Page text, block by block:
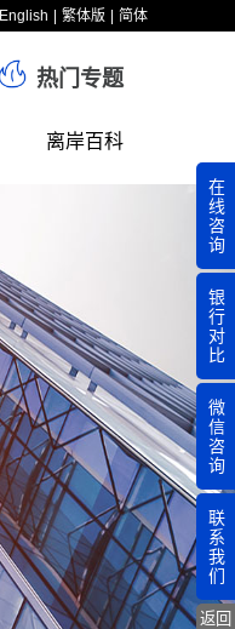
English 繁体版 简体
热门专题
离岸百科
在
线
咨
询
银
行
对
比
微
信
咨
询
联
系
我
们
返回